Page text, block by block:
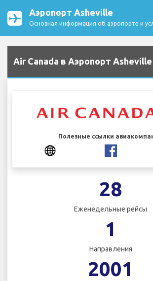
Аэропорт Asheville
Основная информация об аэропорте и
Air Canada в Аэропорт
Полезные ссылки
28
Еженедельные рейсы
1
Направления
2001